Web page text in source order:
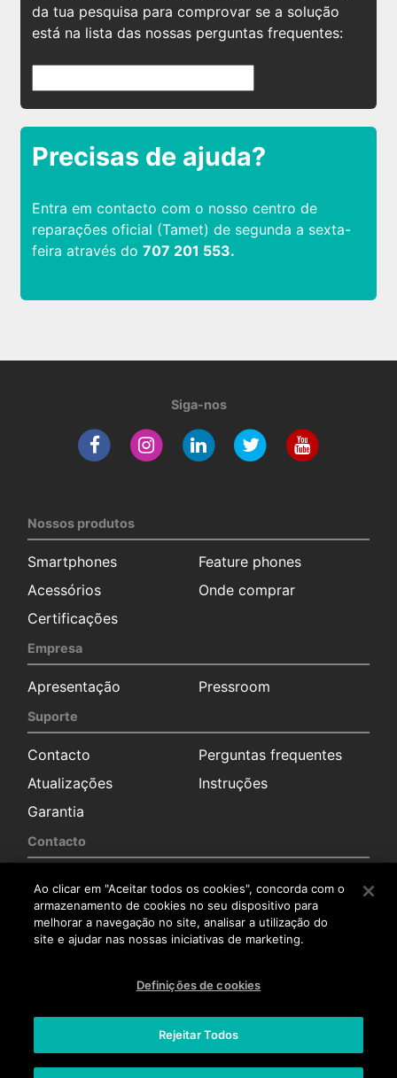
da tua pesquisa para comprovar se a solução
está na lista das nossas perguntas frequentes:
Precisas de ajuda?
Entra em contacto com o nosso centro de
reparações oficial (Tamet) de segunda a sexta-
feira através do 707 201 553.
Siga-nos
Nossos produtos
Smartphones
Feature phones
Acessórios
Onde comprar
Certificações
Empresa
Apresentação Pressroom
Suporte
Contacto
Perguntas frequentes
Atualizações
Instruções
Garantia
Contacto
Solicitação de
informação
Sala de imprensa
Distribuidores
Serviço pós-venda
Aviso legal
Ao clicar em "Aceitar todos os cookies", concorda com o
armazenamento de cookies no seu dispositivo para
melhorar a navegação no site, analisar a utilização do
site e ajudar nas nossas iniciativas de marketing.
Definições de cookies
Rejeitar Todos